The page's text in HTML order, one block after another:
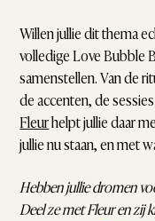
Willen jullie dit thema
volledige Love Bubble
samenstellen. Van de
de accenten, de
Fleurhelpt jullie daar
jullie nu staan, en met
Hebben jullie dromen
Deel ze met Fleur en zij